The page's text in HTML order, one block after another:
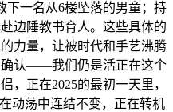
下一名从6楼坠落的男童；持
边陲教书育人。这些具体的
力量，让被时代和手艺沸腾
确认——我们仍是活正在这个
，正在2025的最初一天里，
动荡中连结不变，正在转机